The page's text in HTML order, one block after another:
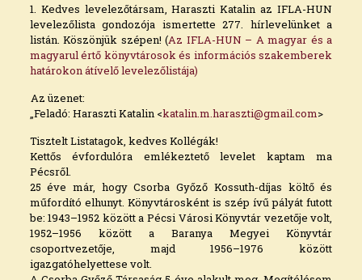
1. Kedves levelezőtársam, Haraszti Katalin az IFLA-HUN
levelezőlista gondozója ismertette 277. hírlevelünket a
listán. Köszönjük szépen! (Az IFLA-HUN – A magyar és a
magyarul értő könyvtárosok és információs szakemberek
határokon átívelő levelezőlistája)
Az üzenet:
„Feladó: Haraszti Katalin <katalin.m.haraszti@gmail.com>
Tisztelt Listatagok, kedves Kollégák!
Kettős évfordulóra emlékeztető levelet kaptam ma
Pécsről.
25 éve már, hogy Csorba Győző Kossuth-díjas költő és
műfordító elhunyt. Könyvtárosként is szép ívű pályát futott
be: 1943–1952 között a Pécsi Városi Könyvtár vezetője volt,
1952–1956 között a Baranya Megyei Könyvtár
csoportvezetője, majd 1956–1976 között
igazgatóhelyettese volt.